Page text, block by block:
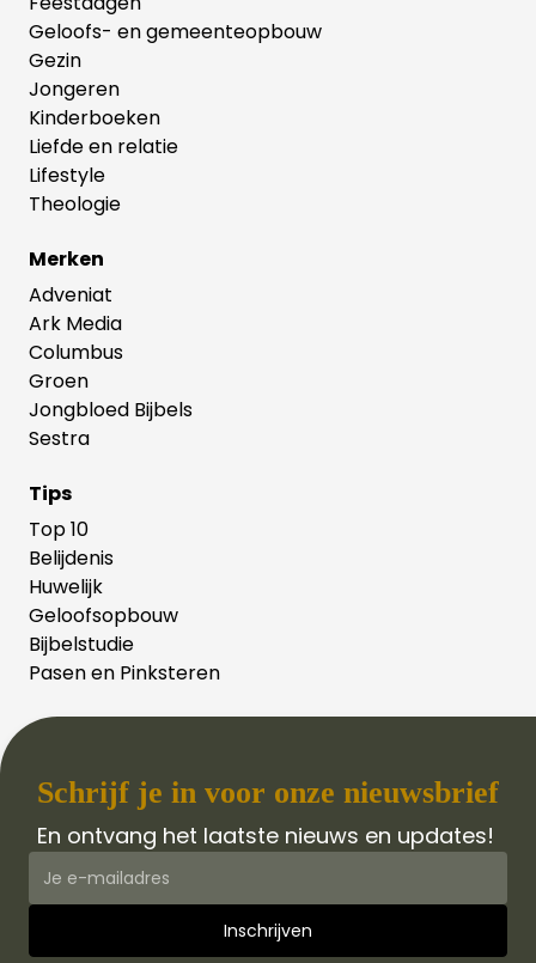
Geloofs- en gemeenteopbouw
Gezin
Jongeren
Kinderboeken
Liefde en relatie
Lifestyle
Theologie
Merken
Adveniat
Ark Media
Columbus
Groen
Jongbloed Bijbels
Sestra
Tips
Top 10
Belijdenis
Huwelijk
Geloofsopbouw
Bijbelstudie
Pasen en Pinksteren
Schrijf je in voor onze nieuwsbrief
En ontvang het laatste nieuws en updates!